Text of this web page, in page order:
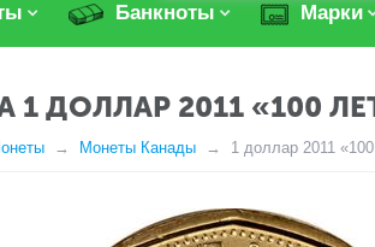
Банкноты Марки
1 ДОЛЛАР 2011 «100
Монеты Канады 1 доллар 2011